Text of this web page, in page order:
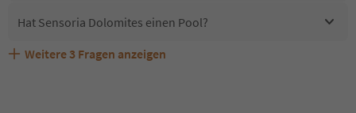
Hat Sensoria Dolomites einen Pool?
Sind Haustiere in der Unterkunft Sensoria Dolomites
Welche Services bietet Sensoria Dolomites?
Erhalten die Gäste von Sensoria Dolomites einen
Weitere 3 Fragen anzeigen